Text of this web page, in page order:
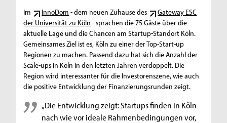
Im InnoDom - dem neuen Zuhause des
Gateway ESC
der Universität zu Köln - sprachen die 75 Gäste über die
aktuelle Lage und die Chancen am Startup-Standort Köln.
Gemeinsames Ziel ist es, Köln zu einer der Top-Start-up
Regionen zu machen. Passend dazu hat sich die Anzahl der
Scale-ups in Köln in den letzten Jahren verdoppelt. Die
Region wird interessanter für die Investorenszene, wie auch
die positive Entwicklung der Finanzierungsrunden zeigt.
„Die Entwicklung zeigt: Startups finden in Köln
nach wie vor ideale Rahmenbedingungen vor,